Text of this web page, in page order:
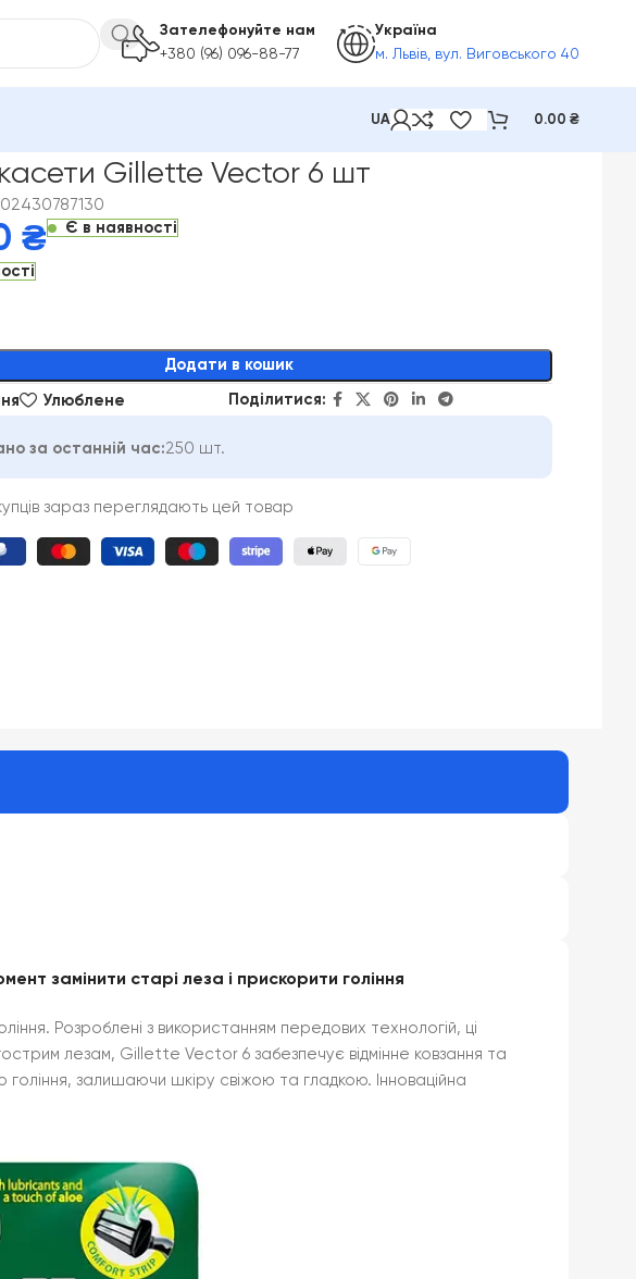
Зателефонуйте нам
+380 (96) 096-88-77
Україна
м. Львів, вул. Виговського 40
UA 0.00 ₴
касети Gillette Vector 6 шт
₴ Є в наявності
Додати в кошик
Улюблене Поділитися:
за останній час:250 шт.
зараз переглядають цей товар
замінити старі леза і прискорити гоління
Розроблені з використанням передових технологій, ці
лезам, Gillette Vector 6 забезпечує відмінне ковзання та
гоління, залишаючи шкіру свіжою та гладкою. Інноваційна